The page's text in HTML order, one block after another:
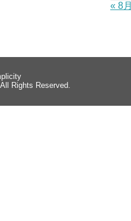
« 8月
All Rights Reserved.